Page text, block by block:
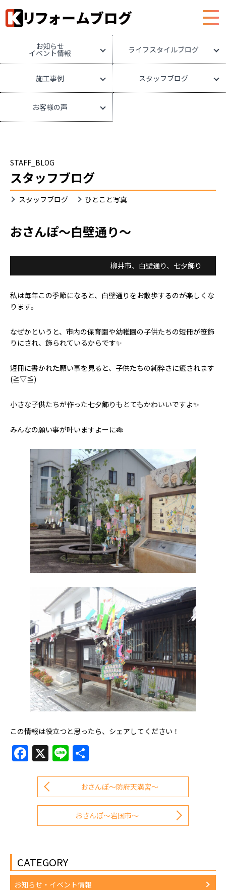
お知らせ
イベント情報 ライフスタイルブログ
施工事例 スタッフブログ
お客様の声
STAFF_BLOG
スタッフブログ
スタッフブログ ひとこと写真
おさんぽ～白壁通り～
柳井市、白壁通り、七夕飾り
私は毎年この季節になると、白壁通りをお散歩するのが楽しくな
ります。
なぜかというと、市内の保育園や幼稚園の子供たちの短冊が笹飾
りにされ、飾られているからです✨
短冊に書かれた願い事を見ると、子供たちの純粋さに癒されます
(≧▽≦)
小さな子供たちが作った七夕飾りもとてもかわいいですよ✨
みんなの願い事が叶いますよーに🎋
この情報は役立つと思ったら、シェアしてください！
Facebook
X Line
おさんぽ～防府天満宮～
おさんぽ～岩国市～
CATEGORY
お知らせ・イベント情報